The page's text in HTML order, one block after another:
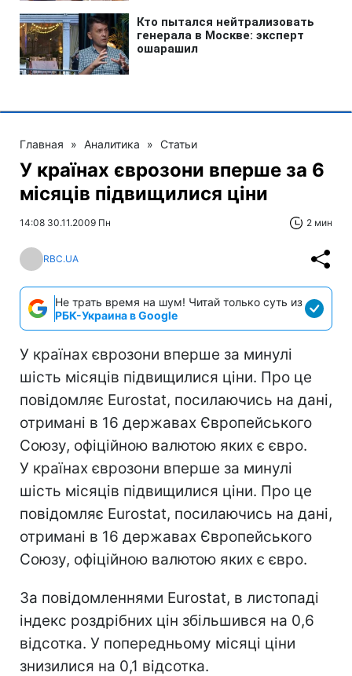
Главная » Аналитика » Статьи
У країнах єврозони вперше за 6
місяців підвищилися ціни
14:08 30.11.2009 Пн 2 мин
RBC.UA
Не трать время на шум! Читай только суть из
РБК-Украина в Google
У країнах єврозони вперше за минулі
шість місяців підвищилися ціни. Про це
повідомляє Eurostat, посилаючись на дані,
отримані в 16 державах Європейського
Союзу, офіційною валютою яких є євро.
У країнах єврозони вперше за минулі
шість місяців підвищилися ціни. Про це
повідомляє Eurostat, посилаючись на дані,
отримані в 16 державах Європейського
Союзу, офіційною валютою яких є євро.
За повідомленнями Eurostat, в листопаді
індекс роздрібних цін збільшився на 0,6
відсотка. У попередньому місяці ціни
знизилися на 0,1 відсотка.